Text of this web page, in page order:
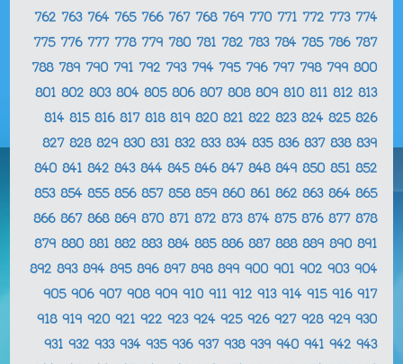
762 763 764 765 766 767 768 769 770 771 772 773 774
775 776 777 778 779 780 781 782 783 784 785 786 787
788 789 790 791 792 793 794 795 796 797 798 799 800
801 802 803 804 805 806 807 808 809 810 811 812 813
814 815 816 817 818 819 820 821 822 823 824 825 826
827 828 829 830 831 832 833 834 835 836 837 838 839
840 841 842 843 844 845 846 847 848 849 850 851 852
853 854 855 856 857 858 859 860 861 862 863 864 865
866 867 868 869 870 871 872 873 874 875 876 877 878
879 880 881 882 883 884 885 886 887 888 889 890 891
892 893 894 895 896 897 898 899 900 901 902 903 904
905 906 907 908 909 910 911 912 913 914 915 916 917
918 919 920 921 922 923 924 925 926 927 928 929 930
931 932 933 934 935 936 937 938 939 940 941 942 943